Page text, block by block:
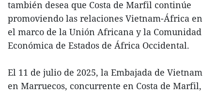
también desea que Costa de Marfil continúe
promoviendo las relaciones Vietnam-África en
el marco de la Unión Africana y la Comunidad
Económica de Estados de África Occidental.
El 11 de julio de 2025, la Embajada de Vietnam
en Marruecos, concurrente en Costa de Marfil,